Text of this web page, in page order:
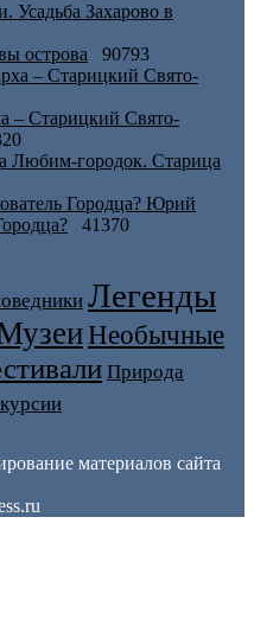
Усадьба Захарово в
острова
90793
– Старицкий Свято-
Любим-городок. Старица
Юрий
41370
Легенды
Необычные
Природа
материалов сайта